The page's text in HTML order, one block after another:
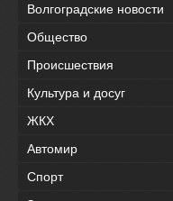
Волгоградские новости
Общество
Происшествия
Культура и досуг
ЖКХ
Автомир
Спорт